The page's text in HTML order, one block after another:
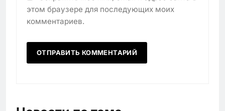
этом браузере для последующих моих
комментариев.